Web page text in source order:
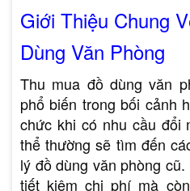
Giới Thiệu Chung
Dùng Văn Phòng
Thu mua đồ dùng văn
phổ biến trong bối cảnh
chức khi có nhu cầu đổi
thể thường sẽ tìm đến
lý đồ dùng văn phòng
tiết kiệm chi phí mà